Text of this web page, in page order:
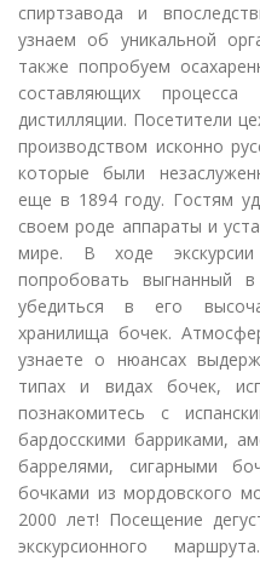
спиртзавода и
узнаем об уникальной
также попробуем
составляющих
дистилляции. Посетители
производством исконно
которые были
еще в 1894 году. Гостям
своем роде аппараты и
мире. В ходе
попробовать выгнанный
убедиться в его
хранилища бочек.
узнаете о нюансах
типах и видах бочек,
познакомитесь с
бардосскими барриками,
баррелями, сигарными
бочками из мордовского
2000 лет! Посещение
экскурсионного